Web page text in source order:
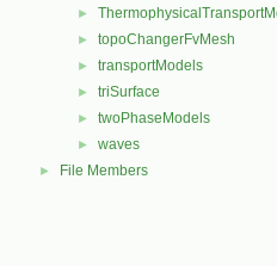
►
► topoChangerFvMesh
► transportModels
► triSurface
► twoPhaseModels
► waves
► File Members